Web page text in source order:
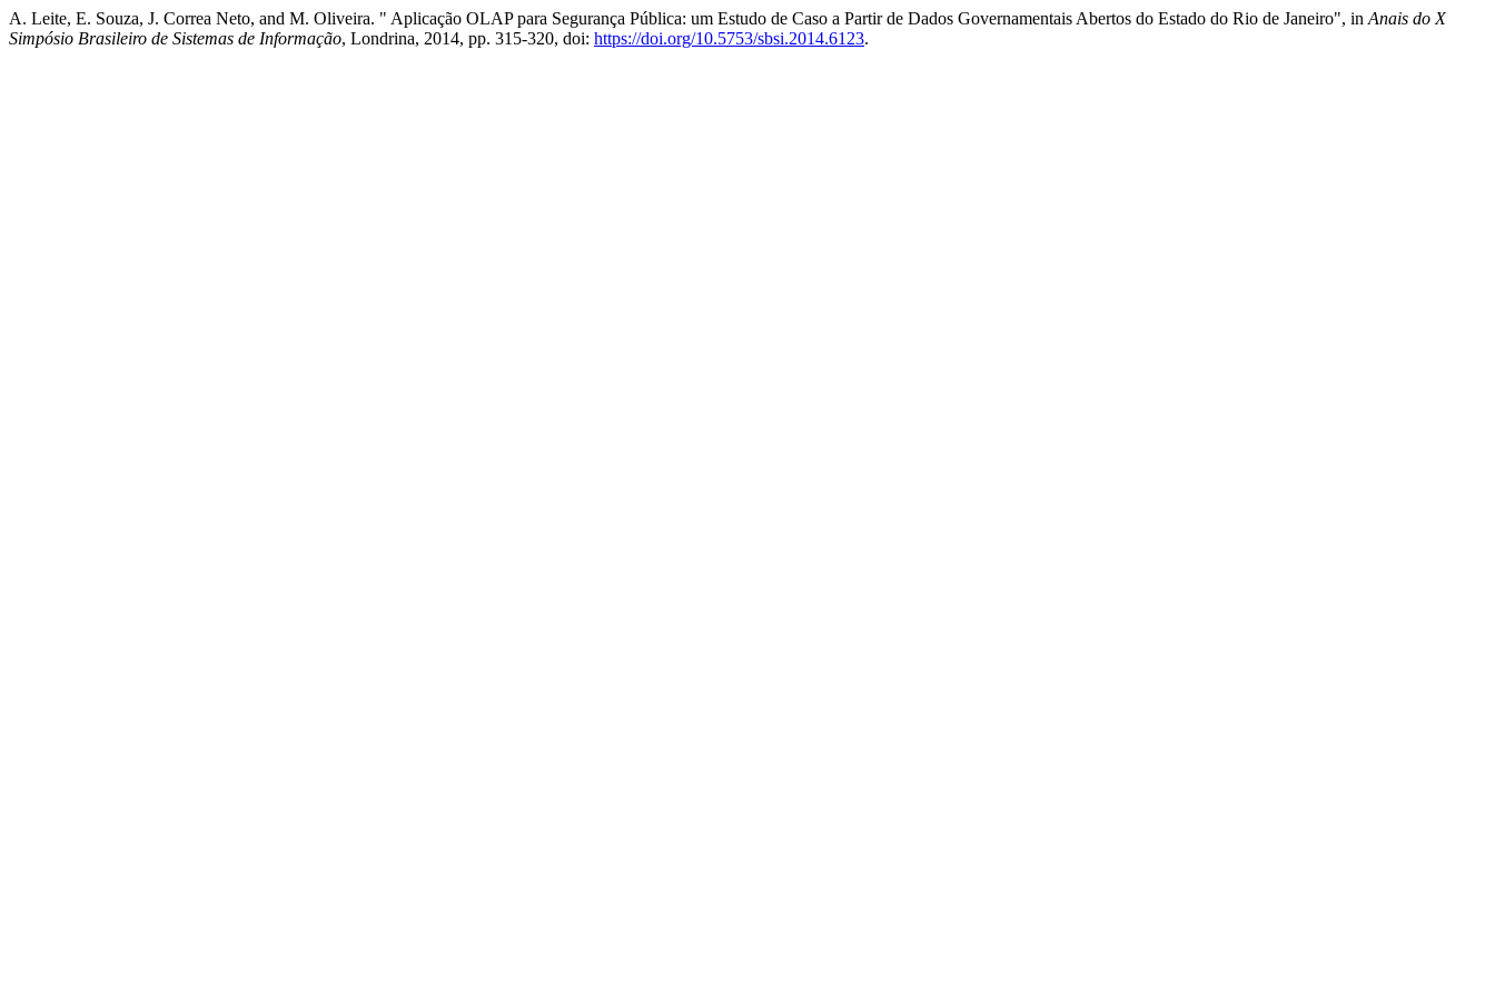
A. Leite, E. Souza, J. Correa Neto, and M. Oliveira. " Aplicação OLAP para Segurança Pública: um Estudo de Caso a Partir de Dados Governamentais Abertos do Estado do Rio de Janeiro", in Anais do X
Simpósio Brasileiro de Sistemas de Informação, Londrina, 2014, pp. 315-320, doi: https://doi.org/10.5753/sbsi.2014.6123.